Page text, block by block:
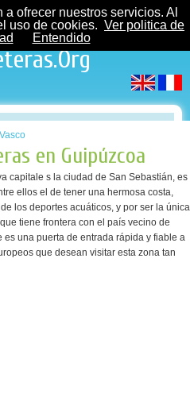
en Guipúzcoa
capitale s la ciudad de San Sebastián, es
ellos el de tener una hermosa costa,
los deportes acuáticos, y por ser la única
tiene frontera con el país vecino de
es una puerta de entrada rápida y fiable a
que desean visitar esta zona tan
a ofrecer nuestros servicios. Al
uso de cookies. Ver politica de
Entendido